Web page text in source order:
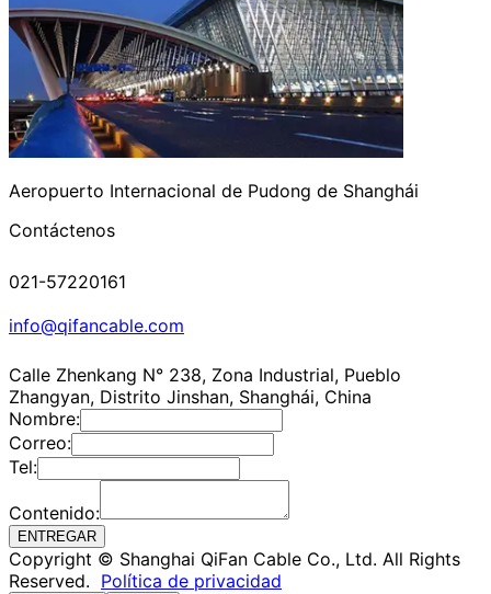
Aeropuerto Internacional de Pudong de Shanghái
Contáctenos
021-57220161
info@qifancable.com
Calle Zhenkang N° 238, Zona Industrial, Pueblo
Zhangyan, Distrito Jinshan, Shanghái, China
Nombre:
Correo:
Tel:
Contenido:
ENTREGAR
Copyright © Shanghai QiFan Cable Co., Ltd. All Rights
Reserved. Política de privacidad